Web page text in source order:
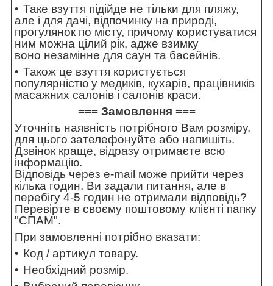
Таке взуття підійде не тільки для пляжу,
але і для дачі, відпочинку на природі,
прогулянок по місту, причому користуватися
ним можна цілий рік, адже взимку
воно незамінне для саун та басейнів.
Також це взуття користується
популярністю у медиків, кухарів, працівників
масажних салонів і салонів краси.
=== Замовлення ===
Уточніть наявність потрібного Вам розміру,
для цього зателефонуйте або напишіть.
Дзвінок краще, відразу отримаєте всю
інформацію.
Відповідь через e-mail може прийти через
кілька годин. Ви задали питання, але в
перебігу 4-5 годин не отримали відповідь?
Перевірте в своєму поштовому клієнті папку
"СПАМ".
При замовленні потрібно вказати:
Код / артикул товару.
Необхідний розмір.